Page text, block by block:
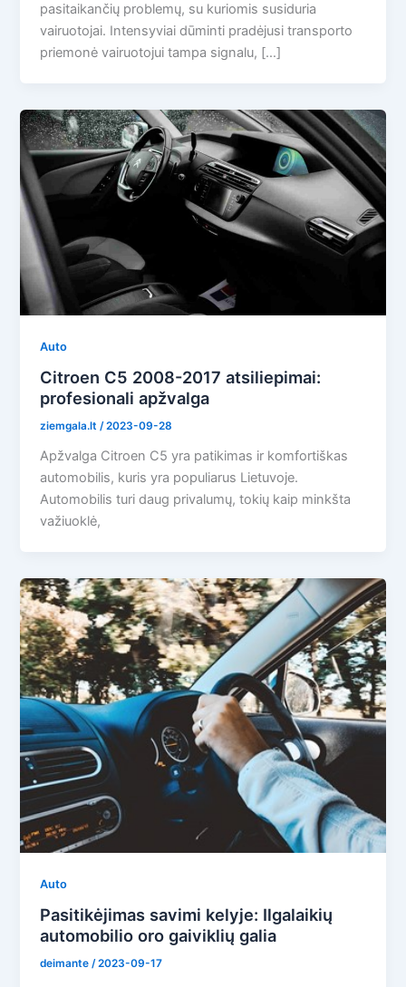
pasitaikančių problemų, su kuriomis susiduria
vairuotojai. Intensyviai dūminti pradėjusi transporto
priemonė vairuotojui tampa signalu, […]
Auto
Citroen C5 2008-2017 atsiliepimai:
profesionali apžvalga
ziemgala.lt/2023-09-28
Apžvalga Citroen C5 yra patikimas ir komfortiškas
automobilis, kuris yra populiarus Lietuvoje.
Automobilis turi daug privalumų, tokių kaip minkšta
važiuoklė,
Auto
Pasitikėjimas savimi kelyje: Ilgalaikių
automobilio oro gaiviklių galia
deimante/2023-09-17